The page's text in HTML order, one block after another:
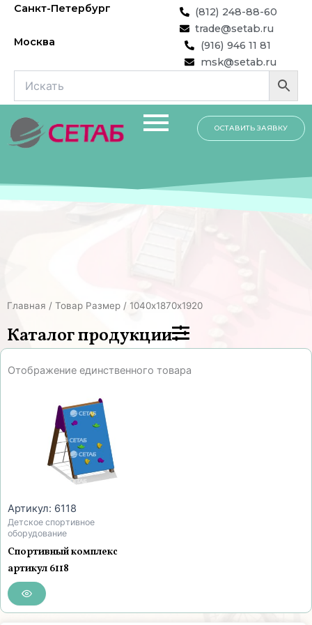
Перейти
содержимому
Санкт-Петербург
(812) 248-88-60
trade@setab.ru
Москва
(916) 946 11 81
msk@setab.ru
ОСТАВИТЬ ЗАЯВКУ
Главная / Товар Размер / 1040х1870х1920
Каталог продукции
Отображение единственного товара
Артикул: 6118
Детское спортивное
оборудование
Спортивный комплекс
артикул 6118